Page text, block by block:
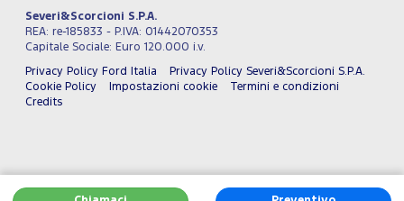
Severi&Scorcioni S.P.A.
REA: re-185833 - P.IVA: 01442070353
Capitale Sociale: Euro 120.000 i.v.
Privacy Policy Ford Italia
Privacy Policy Severi&Scorcioni S.P.A.
Cookie Policy
Impostazioni cookie
Termini e condizioni
Credits